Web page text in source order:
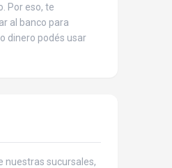
Por eso, te
al banco para
dinero podés usar
nuestras sucursales,